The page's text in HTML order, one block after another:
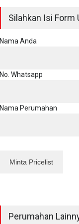
Silahkan Isi Form
Nama Anda
No. Whatsapp
Nama Perumahan
Perumahan